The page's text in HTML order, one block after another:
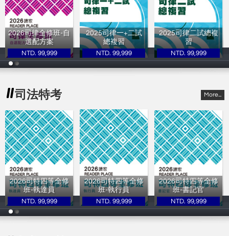
2026司律全修班-自
選配方案
讀家補習班
NTD. 99,999
2025司律一+二試
總複習
讀家補習班
NTD. 99,999
2025司律二試總複
習
讀家補習班
NTD. 99,999
司法特考 More...
2026司特四等全修
班-執達員
讀家補習班
NTD. 99,999
2026司特四等全修
班-執行員
讀家補習班
NTD. 99,999
2026司特四等全修
班-書記官
讀家補習班
NTD. 99,999